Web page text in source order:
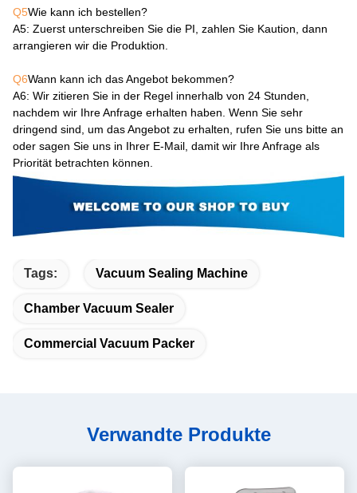
Q5Wie kann ich bestellen?
A5: Zuerst unterschreiben Sie die PI, zahlen Sie Kaution, dann
arrangieren wir die Produktion.
Q6Wann kann ich das Angebot bekommen?
A6: Wir zitieren Sie in der Regel innerhalb von 24 Stunden,
nachdem wir Ihre Anfrage erhalten haben. Wenn Sie sehr
dringend sind, um das Angebot zu erhalten, rufen Sie uns bitte an
oder sagen Sie uns in Ihrer E-Mail, damit wir Ihre Anfrage als
Priorität betrachten können.
Tags: Vacuum Sealing Machine
Chamber Vacuum Sealer
Commercial Vacuum Packer
Verwandte Produkte